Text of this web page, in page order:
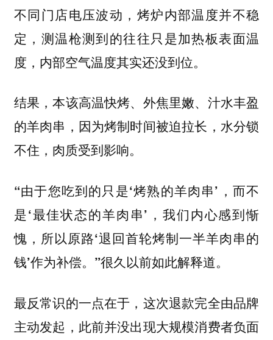
不同门店电压波动，烤炉内部温度并不稳
定，测温枪测到的往往只是加热板表面温
度，内部空气温度其实还没到位。
结果，本该高温快烤、外焦里嫩、汁水丰盈
的羊肉串，因为烤制时间被迫拉长，水分锁
不住，肉质受到影响。
“由于您吃到的只是‘烤熟的羊肉串’，而不
是‘最佳状态的羊肉串’，我们内心感到惭
愧，所以原路‘退回首轮烤制一半羊肉串的
钱’作为补偿。”很久以前如此解释道。
最反常识的一点在于， 这次退款完全由品牌
主动发起，此前并没出现大规模消费者负面